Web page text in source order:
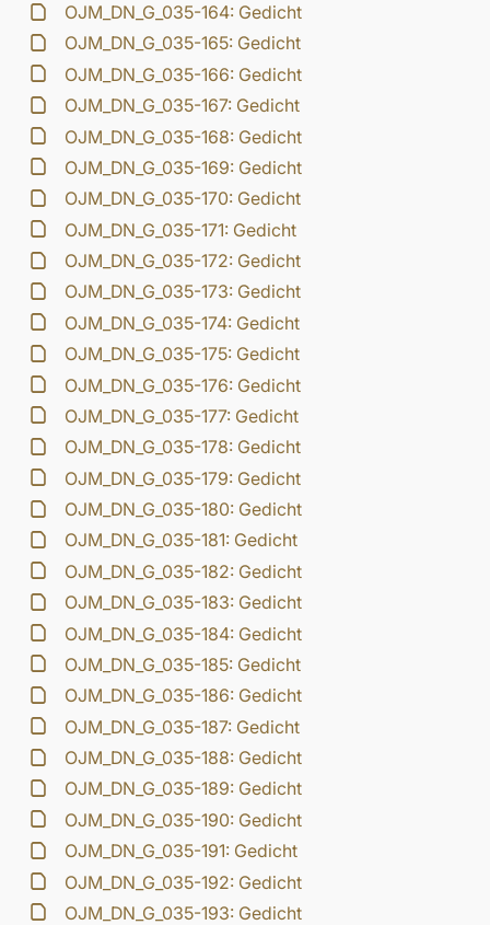
OJM_DN_G_035-164: Gedicht
OJM_DN_G_035-165: Gedicht
OJM_DN_G_035-166: Gedicht
OJM_DN_G_035-167: Gedicht
OJM_DN_G_035-168: Gedicht
OJM_DN_G_035-169: Gedicht
OJM_DN_G_035-170: Gedicht
OJM_DN_G_035-171: Gedicht
OJM_DN_G_035-172: Gedicht
OJM_DN_G_035-173: Gedicht
OJM_DN_G_035-174: Gedicht
OJM_DN_G_035-175: Gedicht
OJM_DN_G_035-176: Gedicht
OJM_DN_G_035-177: Gedicht
OJM_DN_G_035-178: Gedicht
OJM_DN_G_035-179: Gedicht
OJM_DN_G_035-180: Gedicht
OJM_DN_G_035-181: Gedicht
OJM_DN_G_035-182: Gedicht
OJM_DN_G_035-183: Gedicht
OJM_DN_G_035-184: Gedicht
OJM_DN_G_035-185: Gedicht
OJM_DN_G_035-186: Gedicht
OJM_DN_G_035-187: Gedicht
OJM_DN_G_035-188: Gedicht
OJM_DN_G_035-189: Gedicht
OJM_DN_G_035-190: Gedicht
OJM_DN_G_035-191: Gedicht
OJM_DN_G_035-192: Gedicht
OJM_DN_G_035-193: Gedicht